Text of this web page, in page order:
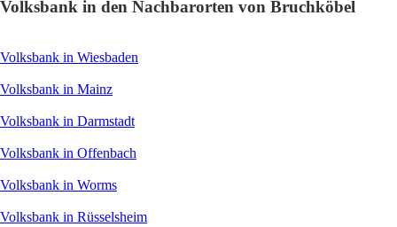
Volksbank in den Nachbarorten von Bruchköbel
Volksbank in Wiesbaden
Volksbank in Mainz
Volksbank in Darmstadt
Volksbank in Offenbach
Volksbank in Worms
Volksbank in Rüsselsheim